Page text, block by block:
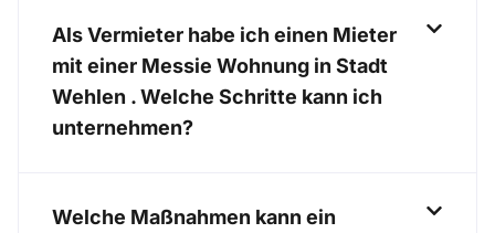
Als Vermieter habe ich einen Mieter
mit einer Messie Wohnung in Stadt
Wehlen . Welche Schritte kann ich
unternehmen?
Welche Maßnahmen kann ein